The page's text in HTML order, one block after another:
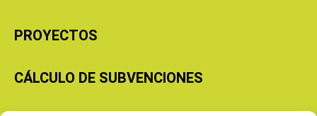
PROYECTOS
CÁLCULO DE SUBVENCIONES